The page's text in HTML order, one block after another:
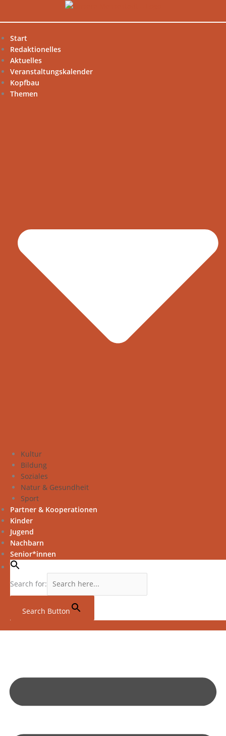
Start
Redaktionelles
Aktuelles
Veranstaltungskalender
Kopfbau
Themen
Kultur
Bildung
Soziales
Natur & Gesundheit
Sport
Partner & Kooperationen
Kinder
Jugend
Nachbarn
Senior*innen
Search for:
Search Button